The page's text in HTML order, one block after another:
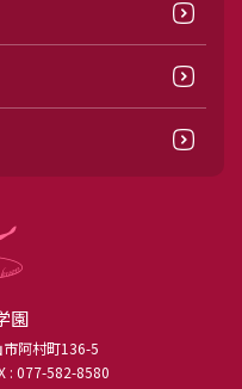
園
阿村町136-5
: 077-582-8580